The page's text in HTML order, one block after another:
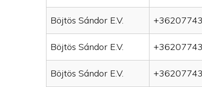
Böjtös Sándor E.V.
Böjtös Sándor E.V.
Böjtös Sándor E.V.